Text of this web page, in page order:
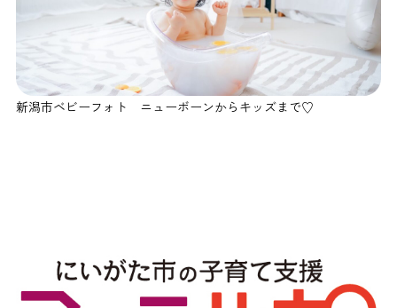
新潟市ベビーフォト ニューボーンからキッズまで♡